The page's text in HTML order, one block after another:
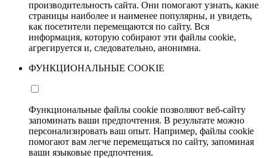
производительность сайта. Они помогают узнать, какие
страницы наиболее и наименее популярны, и увидеть,
как посетители перемещаются по сайту. Вся
информация, которую собирают эти файлы cookie,
агрегируется и, следовательно, анонимна.
ФУНКЦИОНАЛЬНЫЕ COOKIE
Функциональные файлы cookie позволяют веб-сайту
запоминать ваши предпочтения. В результате можно
персонализировать ваш опыт. Например, файлы cookie
помогают вам легче перемещаться по сайту, запоминая
ваши языковые предпочтения.